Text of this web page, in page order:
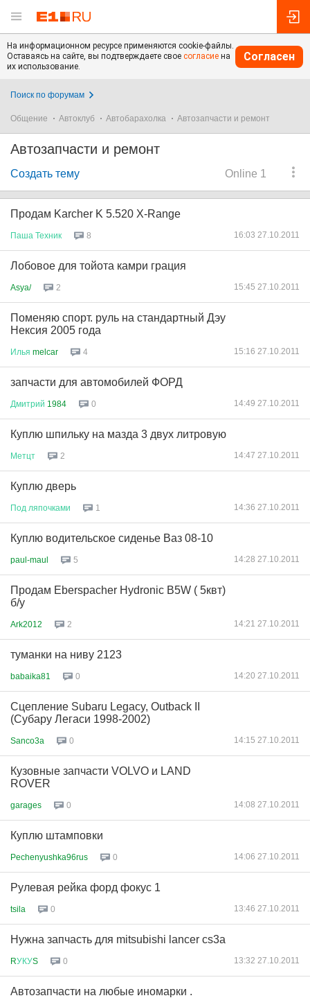
На информационном ресурсе применяются cookie-файлы.
Оставаясь на сайте, вы подтверждаете свое согласие на
их использование.
Согласен
Поиск по форумам
Общение Автоклуб Автобарахолка Автозапчасти и ремонт
Автозапчасти и ремонт
Online 1
Создать тему
Продам Karcher K 5.520 X-Range
Паша Техник 8 16:03 27.10.2011
Лобовое для тойота камри грация
Asya/ 2 15:45 27.10.2011
Поменяю спорт. руль на стандартный Дэу
Нексия 2005 года
Илья melcar 4 15:16 27.10.2011
запчасти для автомобилей ФОРД
Дмитрий 1984 0 14:49 27.10.2011
Куплю шпильку на мазда 3 двух литровую
Метцт 2 14:47 27.10.2011
Куплю дверь
Под ляпочками 1 14:36 27.10.2011
Куплю водительское сиденье Ваз 08-10
paul-maul 5 14:28 27.10.2011
Продам Eberspacher Hydronic B5W ( 5квт)
б/у
Ark2012 2 14:21 27.10.2011
туманки на ниву 2123
babaika81 0 14:20 27.10.2011
Сцепление Subaru Legacy, Outback II
(Субару Легаси 1998-2002)
Sanco3a 0 14:15 27.10.2011
Кузовные запчасти VOLVO и LAND
ROVER
garages 0 14:08 27.10.2011
Куплю штамповки
Pechenyushka96rus 0 14:06 27.10.2011
Рулевая рейка форд фокус 1
tsila 0 13:46 27.10.2011
Нужна запчасть для mitsubishi lancer cs3a
RУКУS 0 13:32 27.10.2011
Автозапчасти на любые иномарки .